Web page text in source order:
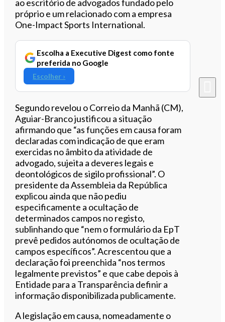
ao escritório de advogados fundado pelo
próprio e um relacionado com a empresa
One-Impact Sports International.
Escolha a Executive Digest como fonte
preferida no Google
Escolher ›
Segundo revelou o Correio da Manhã (CM),
Aguiar-Branco justificou a situação
afirmando que “as funções em causa foram
declaradas com indicação de que eram
exercidas no âmbito da atividade de
advogado, sujeita a deveres legais e
deontológicos de sigilo profissional”. O
presidente da Assembleia da República
explicou ainda que não pediu
especificamente a ocultação de
determinados campos no registo,
sublinhando que “nem o formulário da EpT
prevê pedidos autónomos de ocultação de
campos específicos”. Acrescentou que a
declaração foi preenchida “nos termos
legalmente previstos” e que cabe depois à
Entidade para a Transparência definir a
informação disponibilizada publicamente.
A legislação em causa, nomeadamente o